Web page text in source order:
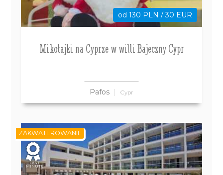
od 130 PLN / 30 EUR
Mikołajki na Cyprze w willi Bajeczny Cypr
Pafos Cypr
ZAKWATEROWANIE
LAST
MINUTE